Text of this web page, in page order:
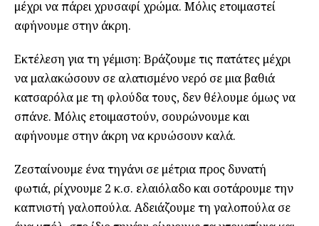
μέχρι να πάρει χρυσαφί χρώμα. Μόλις ετοιμαστεί
αφήνουμε στην άκρη.
Εκτέλεση για τη γέμιση: Βράζουμε τις πατάτες μέχρι
να μαλακώσουν σε αλατισμένο νερό σε μια βαθιά
κατσαρόλα με τη φλούδα τους, δεν θέλουμε όμως να
σπάνε. Μόλις ετοιμαστούν, σουρώνουμε και
αφήνουμε στην άκρη να κρυώσουν καλά.
Ζεσταίνουμε ένα τηγάνι σε μέτρια προς δυνατή
φωτιά, ρίχνουμε 2 κ.σ. ελαιόλαδο και σοτάρουμε την
καπνιστή γαλοπούλα. Αδειάζουμε τη γαλοπούλα σε